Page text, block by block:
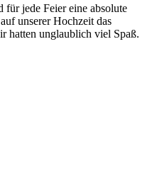
für jede Feier eine absolute
unserer Hochzeit das
hatten unglaublich viel Spaß.